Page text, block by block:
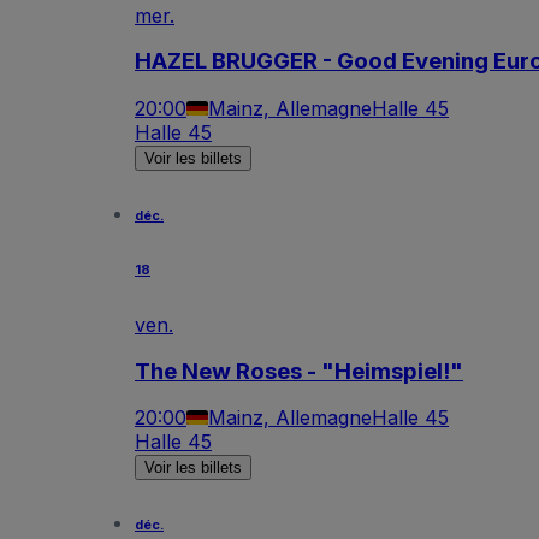
mer.
HAZEL BRUGGER - Good Evening
20:00 Mainz, AllemagneHalle 45
Halle 45
Voir les billets
déc.
18
ven.
The New Roses - "Heimspiel!"
20:00 Mainz, AllemagneHalle 45
Halle 45
Voir les billets
déc.